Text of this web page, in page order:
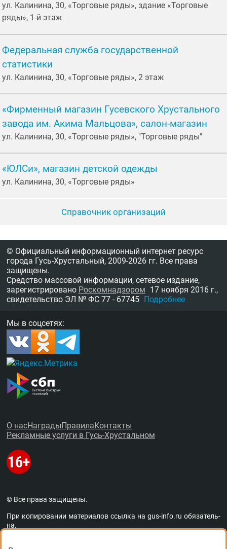
ул. Калинина, 30, «Торговые ряды», здание «Торговые
ряды», 1-й этаж
Федеральная служба государственной
статистики
ул. Калинина, 30, «Торговые ряды», 2 этаж
«Фирменный магазин Гусевского Хрустального
завода им. Акима Мальцова», салон-магазин
ул. Калинина, 30, «Торговые ряды», "Торговые ряды"
«ЮЛСи», магазин детской одежды
ул. Калинина, 30, «Торговые ряды»
Справочник организаций
© Официальный информационный интернет ресурс
города Гусь-Хрустальный, 2009-2026 гг. Все права
защищены.
Средство массовой информации, сетевое издание,
зарегистрировано Роскомнадзором 17 ноября 2016 г.,
свидетельство ЭЛ № ФС 77 - 67745 Подробнее
Мы в соцсетях:
О насНаградыПравилаКонтакты
Рекламные услуги в Гусь-Хрустальном
© Все права защищены.
При копировании материалов ссыл­ка наgus-info.ru обя­за­тель­
на.